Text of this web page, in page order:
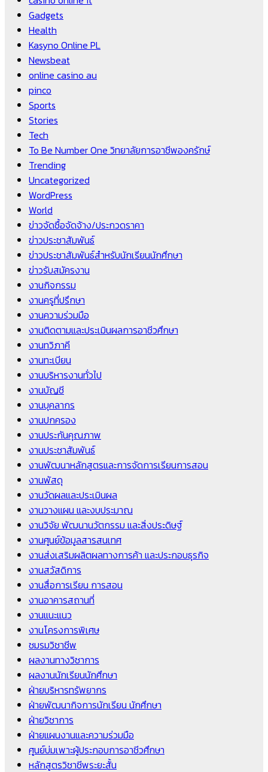
Gadgets
Health
Kasyno Online PL
Newsbeat
online casino au
pinco
Sports
Stories
Tech
To Be Number One วิทยาลัยการอาชีพองครักษ์
Trending
Uncategorized
WordPress
World
ข่าวจัดซื้อจัดจ้าง/ประกวดราคา
ข่าวประชาสัมพันธ์
ข่าวประชาสัมพันธ์สำหรับนักเรียนนักศึกษา
ข่าวรับสมัครงาน
งานกิจกรรม
งานครูที่ปรึกษา
งานความร่วมมือ
งานติดตามและประเมินผลการอาชีวศึกษา
งานทวิภาคี
งานทะเบียน
งานบริหารงานทั่วไป
งานบัญชี
งานบุคลากร
งานปกครอง
งานประกันคุณภาพ
งานประชาสัมพันธ์
งานพัฒนาหลักสูตรและการจัดการเรียนการสอน
งานพัสดุ
งานวัดผลและประเมินผล
งานวางแผน และงบประมาณ
งานวิจัย พัฒนานวัตกรรม และสิ่งประดิษฐ์
งานศูนย์ข้อมูลสารสนเทศ
งานส่งเสริมผลิตผลทางการค้า และประกอบธุรกิจ
งานสวัสดิการ
งานสื่อการเรียน การสอน
งานอาคารสถานที่
งานแนะแนว
งานโครงการพิเศษ
ชมรมวิชาชีพ
ผลงานทางวิชาการ
ผลงานนักเรียนนักศึกษา
ฝ่ายบริหารทรัพยากร
ฝ่ายพัฒนากิจการนักเรียน นักศึกษา
ฝ่ายวิชาการ
ฝ่ายแผนงานและความร่วมมือ
ศูนย์บ่มเพาะผู้ประกอบการอาชีวศึกษา
หลักสูตรวิชาชีพระยะสั้น